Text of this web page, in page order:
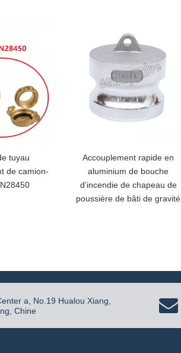
tuyau
de camion-
Accouplement rapide en
aluminium de bouche
d'incendie de chapeau de
poussière de bâti de gravité
a, No.19 Hualou Xiang,
Chine